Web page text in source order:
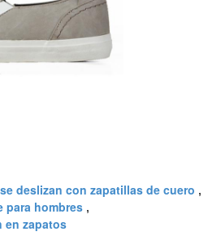
deslizan con zapatillas de cuero ,
para hombres ,
en zapatos